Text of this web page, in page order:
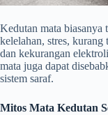
Kedutan mata biasanya
kelelahan, stres,
dan kekurangan
mata juga dapat
sistem saraf.
Mitos Mata Kedutan